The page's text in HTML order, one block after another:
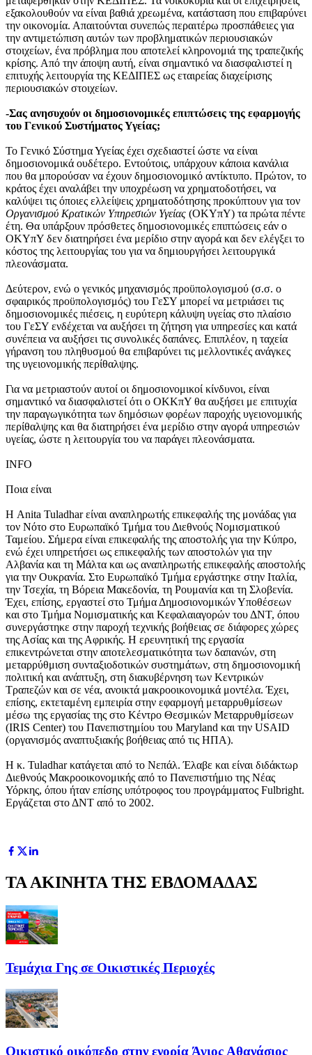
εξακολουθούν να είναι βαθιά χρεωμένα, κατάσταση που επιβαρύνει
την οικονομία. Απαιτούνται συνεπώς περαιτέρω προσπάθειες για
την αντιμετώπιση αυτών των προβληματικών περιουσιακών
στοιχείων, ένα πρόβλημα που αποτελεί κληρονομιά της τραπεζικής
κρίσης. Από την άποψη αυτή, είναι σημαντικό να διασφαλιστεί η
επιτυχής λειτουργία της ΚΕΔΙΠΕΣ ως εταιρείας διαχείρισης
περιουσιακών στοιχείων.
-Σας ανησυχούν οι δημοσιονομικές επιπτώσεις της εφαρμογής
του Γενικού Συστήματος Υγείας;
Το Γενικό Σύστημα Υγείας έχει σχεδιαστεί ώστε να είναι
δημοσιονομικά ουδέτερο. Εντούτοις, υπάρχουν κάποια κανάλια
που θα μπορούσαν να έχουν δημοσιονομικό αντίκτυπο. Πρώτον, το
κράτος έχει αναλάβει την υποχρέωση να χρηματοδοτήσει, να
καλύψει τις όποιες ελλείψεις χρηματοδότησης προκύπτουν για τον
Οργανισμού Κρατικών Υπηρεσιών Υγείας (ΟΚΥπΥ) τα πρώτα πέντε
έτη. Θα υπάρξουν πρόσθετες δημοσιονομικές επιπτώσεις εάν ο
ΟΚΥπΥ δεν διατηρήσει ένα μερίδιο στην αγορά και δεν ελέγξει το
κόστος της λειτουργίας του για να δημιουργήσει λειτουργικά
πλεονάσματα.
Δεύτερον, ενώ ο γενικός μηχανισμός προϋπολογισμού (σ.σ. ο
σφαιρικός προϋπολογισμός) του ΓεΣΥ μπορεί να μετριάσει τις
δημοσιονομικές πιέσεις, η ευρύτερη κάλυψη υγείας στο πλαίσιο
του ΓεΣΥ ενδέχεται να αυξήσει τη ζήτηση για υπηρεσίες και κατά
συνέπεια να αυξήσει τις συνολικές δαπάνες. Επιπλέον, η ταχεία
γήρανση του πληθυσμού θα επιβαρύνει τις μελλοντικές ανάγκες
της υγειονομικής περίθαλψης.
Για να μετριαστούν αυτοί οι δημοσιονομικοί κίνδυνοι, είναι
σημαντικό να διασφαλιστεί ότι ο ΟΚΚπΥ θα αυξήσει με επιτυχία
την παραγωγικότητα των δημόσιων φορέων παροχής υγειονομικής
περίθαλψης και θα διατηρήσει ένα μερίδιο στην αγορά υπηρεσιών
υγείας, ώστε η λειτουργία του να παράγει πλεονάσματα.
INFO
Ποια είναι
Η Anita Tuladhar είναι αναπληρωτής επικεφαλής της μονάδας για
τον Νότο στο Ευρωπαϊκό Τμήμα του Διεθνούς Νομισματικού
Ταμείου. Σήμερα είναι επικεφαλής της αποστολής για την Κύπρο,
ενώ έχει υπηρετήσει ως επικεφαλής των αποστολών για την
Αλβανία και τη Μάλτα και ως αναπληρωτής επικεφαλής αποστολής
για την Ουκρανία. Στο Ευρωπαϊκό Τμήμα εργάστηκε στην Ιταλία,
την Τσεχία, τη Βόρεια Μακεδονία, τη Ρουμανία και τη Σλοβενία.
Έχει, επίσης, εργαστεί στο Τμήμα Δημοσιονομικών Υποθέσεων
και στο Τμήμα Νομισματικής και Κεφαλαιαγορών του ΔΝΤ, όπου
συνεργάστηκε στην παροχή τεχνικής βοήθειας σε διάφορες χώρες
της Ασίας και της Αφρικής. Η ερευνητική της εργασία
επικεντρώνεται στην αποτελεσματικότητα των δαπανών, στη
μεταρρύθμιση συνταξιοδοτικών συστημάτων, στη δημοσιονομική
πολιτική και ανάπτυξη, στη διακυβέρνηση των Κεντρικών
Τραπεζών και σε νέα, ανοικτά μακροοικονομικά μοντέλα. Έχει,
επίσης, εκτεταμένη εμπειρία στην εφαρμογή μεταρρυθμίσεων
μέσω της εργασίας της στο Κέντρο Θεσμικών Μεταρρυθμίσεων
(IRIS Center) του Πανεπιστημίου του Maryland και την USAID
(οργανισμός αναπτυξιακής βοήθειας από τις ΗΠΑ).
Η κ. Tuladhar κατάγεται από το Νεπάλ. Έλαβε και είναι διδάκτωρ
Διεθνούς Μακροοικονομικής από το Πανεπιστήμιο της Νέας
Υόρκης, όπου ήταν επίσης υπότροφος του προγράμματος Fulbright.
Εργάζεται στο ΔΝΤ από το 2002.
ΤΑ ΑΚΙΝΗΤΑ ΤΗΣ ΕΒΔΟΜΑΔΑΣ
Τεμάχια Γης σε Οικιστικές Περιοχές
Οικιστικό οικόπεδο στην ενορία Άγιος Αθανάσιος